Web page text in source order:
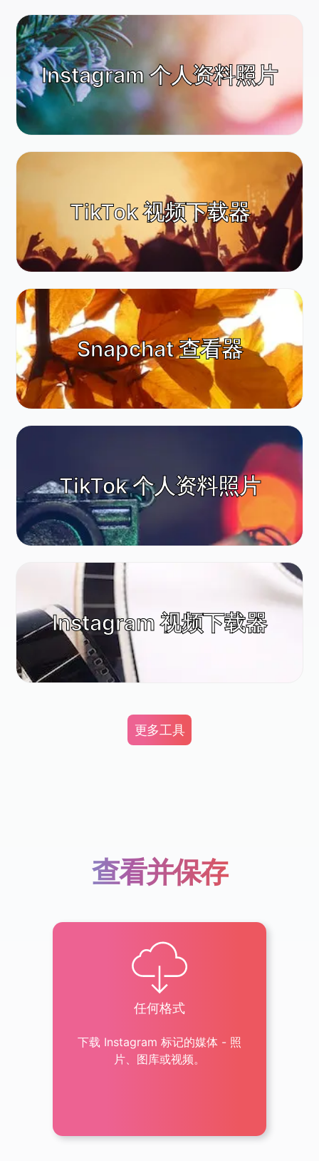
Instagram 个人资料照片
TikTok 视频下载器
Snapchat 查看器
TikTok 个人资料照片
Instagram 视频下载器
更多工具
查看并保存
任何格式
下载 Instagram 标记的媒体 - 照
片、图库或视频。